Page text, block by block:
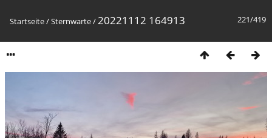
221/419
Startseite/Sternwarte/20221112 164913